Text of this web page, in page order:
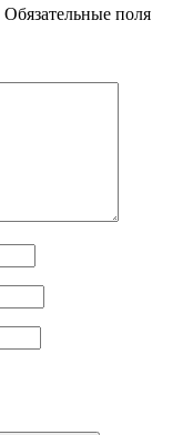
Обязательные поля